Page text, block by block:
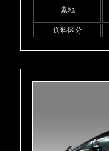
素地
送料区分